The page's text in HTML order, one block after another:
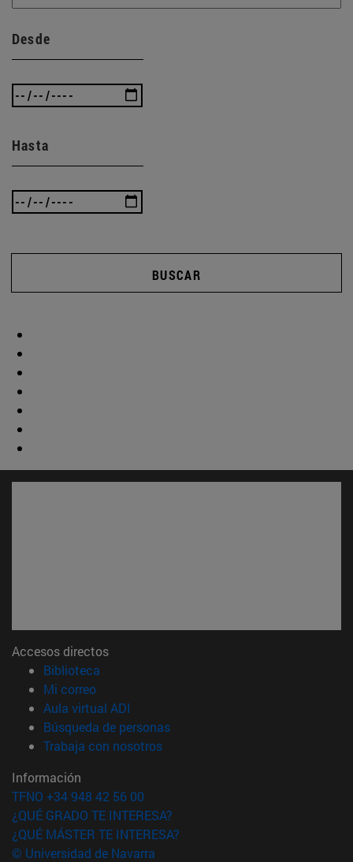
Desde
Hasta
BUSCAR
Accesos directos
Biblioteca
Mi correo(abre en nueva ventana)
Aula virtual ADI
Búsqueda de personas(abre en nueva ventana)
Trabaja con nosotros(abre en nueva ventana)
Información
TFNO +34 948 42 56 00
¿QUÉ GRADO TE INTERESA?
¿QUÉ MÁSTER TE INTERESA?
© Universidad de Navarra